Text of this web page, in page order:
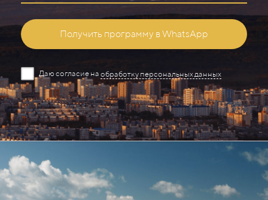
Получить программу в WhatsApp
Даю согласие на обработку персональных данных